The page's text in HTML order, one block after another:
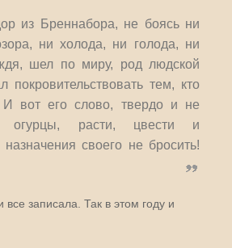
из Бреннабора, не боясь ни
ни холода, ни голода, ни
шел по миру, род людской
покровительствовать тем, кто
вот его слово, твердо и не
огурцы, расти, цвести и
назначения своего не бросить!
все записала. Так в этом году и